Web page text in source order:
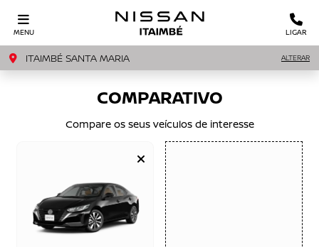
MENU LIGAR
ITAIMBÉ SANTA MARIA ALTERAR
COMPARATIVO
Compare os seus veículos de interesse